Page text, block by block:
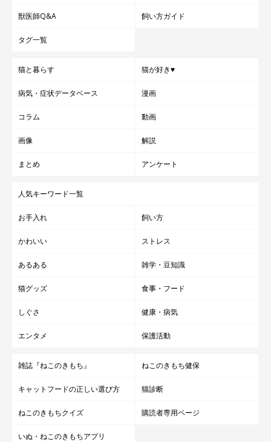
獣医師Q&A 飼い方ガイド
タグ一覧
猫と暮らす 猫が好き♥
病気・症状データベース 漫画
コラム 動画
画像 解説
まとめ アンケート
人気キーワード一覧
お手入れ 飼い方
かわいい ストレス
あるある 雑学・豆知識
猫グッズ 食事・フード
しぐさ 健康・病気
エンタメ 保護活動
雑誌『ねこのきもち』 ねこのきもち健保
キャットフードの正しい選び方 猫診断
ねこのきもちクイズ 購読者専用ページ
いぬ・ねこのきもちアプリ